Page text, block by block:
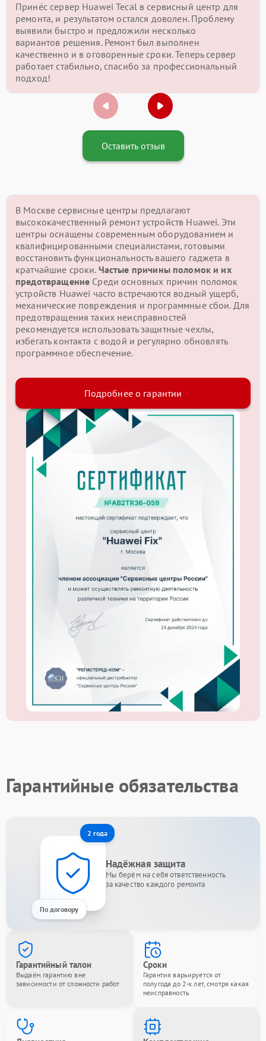
Принёс сервер Huawei Tecal в сервисный центр для
ремонта, и результатом остался доволен. Проблему
выявили быстро и предложили несколько
вариантов решения. Ремонт был выполнен
качественно и в оговоренные сроки. Теперь сервер
работает стабильно, спасибо за профессиональный
подход!
Оставить отзыв
В Москве сервисные центры предлагают
высококачественный ремонт устройств Huawei. Эти
центры оснащены современным оборудованием и
квалифицированными специалистами, готовыми
восстановить функциональность вашего гаджета в
кратчайшие сроки. Частые причины поломок и их
предотвращение Среди основных причин поломок
устройств Huawei часто встречаются водный ущерб,
механические повреждения и программные сбои. Для
предотвращения таких неисправностей
рекомендуется использовать защитные чехлы,
избегать контакта с водой и регулярно обновлять
программное обеспечение.
Подробнее о гарантии
Гарантийные обязательства
2 года
По договору
Надёжная защита
Мы берём на себя ответственность
за качество каждого ремонта
Гарантийный талон
Выдаём гарантию вне
зависимости от сложности работ
Сроки
Гарантия варьируется от
полугода до 2-х лет, смотря какая
неисправность